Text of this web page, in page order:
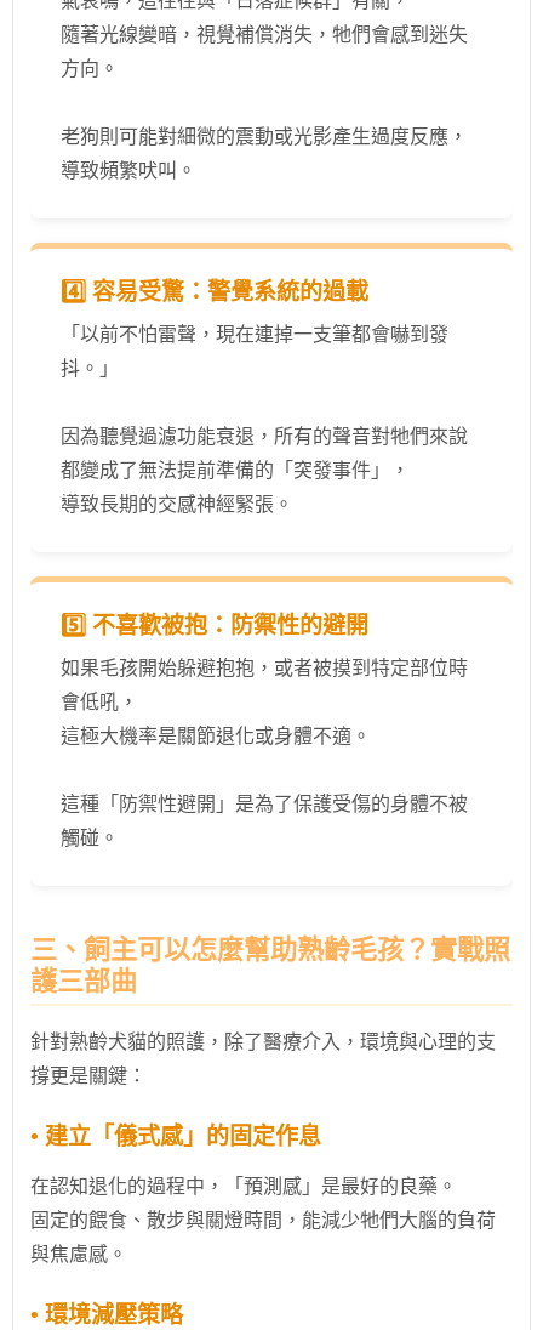
隨著光線變暗，視覺補償消失，牠們會感到迷失
方向。
老狗則可能對細微的震動或光影產生過度反應，
導致頻繁吠叫。
4️⃣ 容易受驚：警覺系統的過載
「以前不怕雷聲，現在連掉一支筆都會嚇到發
抖。」
因為聽覺過濾功能衰退，所有的聲音對牠們來說
都變成了無法提前準備的「突發事件」，
導致長期的交感神經緊張。
5️⃣ 不喜歡被抱：防禦性的避開
如果毛孩開始躲避抱抱，或者被摸到特定部位時
會低吼，
這極大機率是關節退化或身體不適。
這種「防禦性避開」是為了保護受傷的身體不被
觸碰。
三、飼主可以怎麼幫助熟齡毛孩？實戰照
護三部曲
針對熟齡犬貓的照護，除了醫療介入，環境與心理的支
撐更是關鍵：
• 建立「儀式感」的固定作息
在認知退化的過程中，「預測感」是最好的良藥。
固定的餵食、散步與關燈時間，能減少牠們大腦的負荷
與焦慮感。
• 環境減壓策略